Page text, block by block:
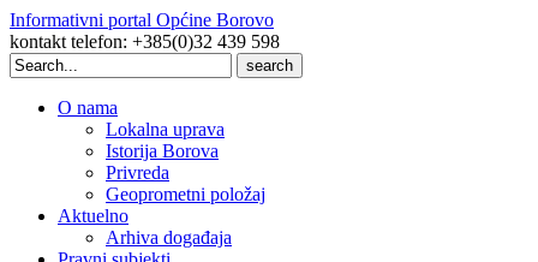
Informativni portal Općine Borovo
kontakt telefon: +385(0)32 439 598
Search
for:
O nama
Lokalna uprava
Istorija Borova
Privreda
Geoprometni položaj
Aktuelno
Arhiva događaja